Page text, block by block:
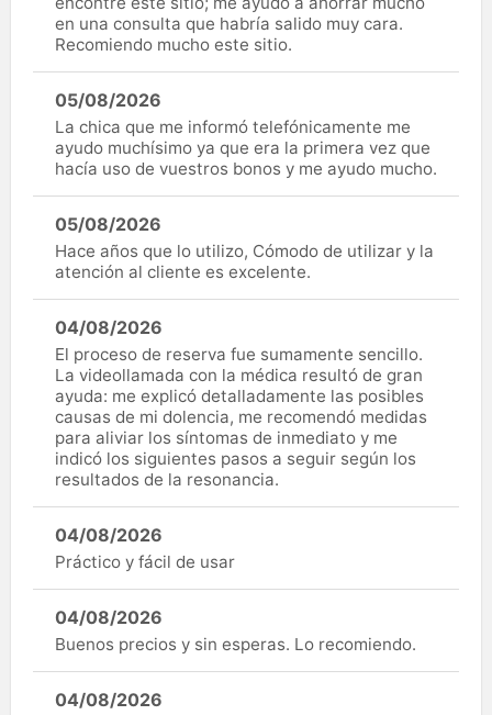
en una consulta que habría salido muy cara.
Recomiendo mucho este sitio.
05/08/2026
La chica que me informó telefónicamente me
ayudo muchísimo ya que era la primera vez que
hacía uso de vuestros bonos y me ayudo mucho.
05/08/2026
Hace años que lo utilizo, Cómodo de utilizar y la
atención al cliente es excelente.
04/08/2026
El proceso de reserva fue sumamente sencillo.
La videollamada con la médica resultó de gran
ayuda: me explicó detalladamente las posibles
causas de mi dolencia, me recomendó medidas
para aliviar los síntomas de inmediato y me
indicó los siguientes pasos a seguir según los
resultados de la resonancia.
04/08/2026
Práctico y fácil de usar
04/08/2026
Buenos precios y sin esperas. Lo recomiendo.
04/08/2026